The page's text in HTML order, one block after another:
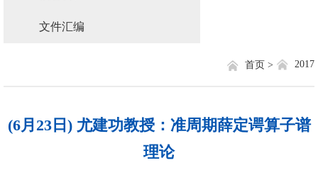
文件汇编
2017
首页 >
(6月23日) 尤建功教授：准周期薛定谔算子谱
理论